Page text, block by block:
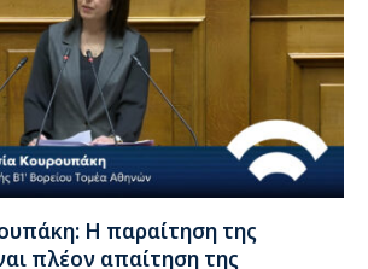
Η παραίτηση της
πλέον απαίτηση της